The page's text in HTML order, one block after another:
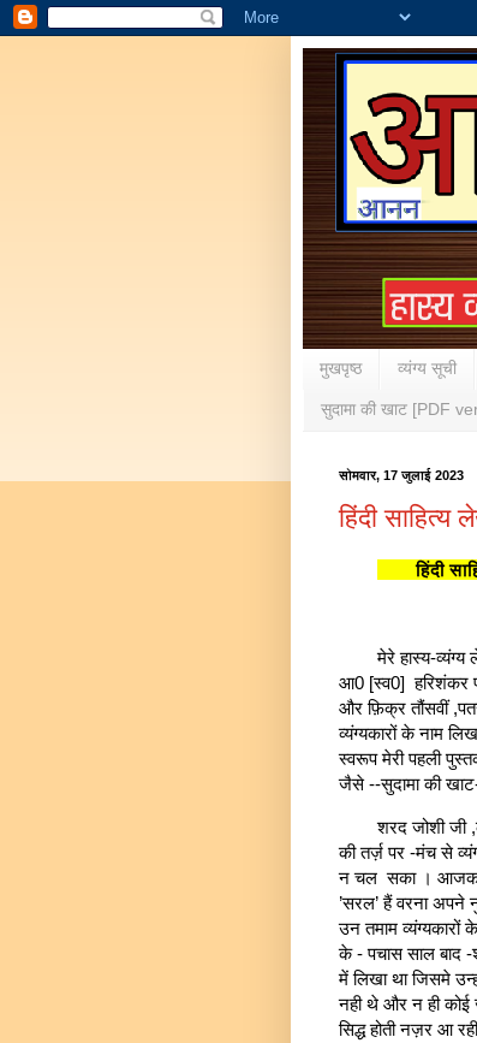
मुखपृष्ठ व्यंग्य सूची
सुदामा की खाट [PDF
सोमवार, 17 जुलाई 2023
हिंदी
हिंदी
मेरे हास्य-
आ0 [स्व0] हरिशंकर
और फ़िक्र तौंसवीं
व्यंग्यकारों के नाम
स्वरूप मेरी पहली
जैसे --सुदामा की
शरद जोशी जी
की तर्ज़ पर -मंच से
न चल सका । आजकल
’सरल’ हैं वरना अपने
उन तमाम
के - पचास साल बाद
में लिखा था जिसमे
नही थे और न ही कोई
सिद्ध होती नज़र आ